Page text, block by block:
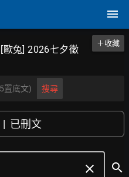
[歐兔] 2026七夕徵
＋收藏
置底文) 搜尋
| 已刪文
clear search